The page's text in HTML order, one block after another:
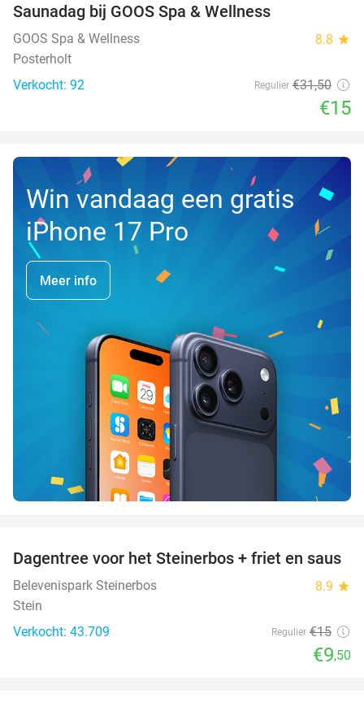
TODAY
Saunadag bij GOOS Spa & Wellness
GOOS Spa & Wellness 8.8 star
Posterholt
Verkocht: 92
Regulier €31,50
€15
Win vandaag een gratis
iPhone 17 Pro
Meer info
37%
Dagentree voor het Steinerbos + friet en saus
Belevenispark Steinerbos 8.9 star
Stein
Verkocht: 43.709
Regulier €15
€9,50